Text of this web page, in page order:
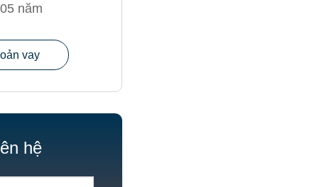
05 năm
vay
hệ